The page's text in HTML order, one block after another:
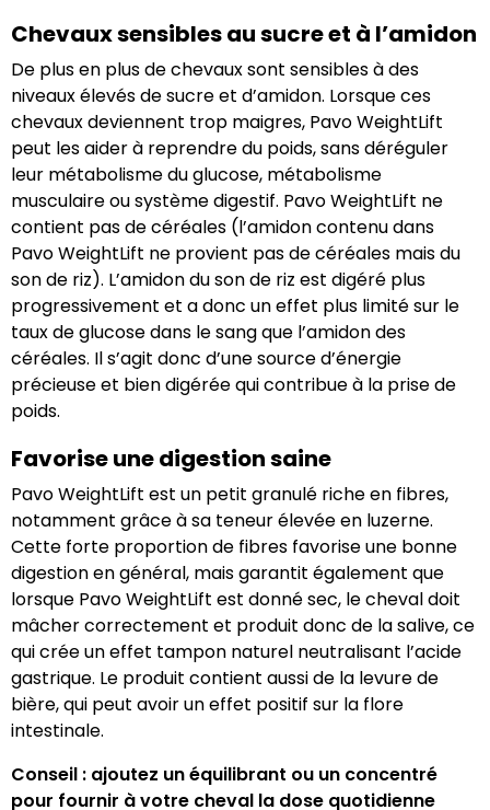
Chevaux sensibles au sucre et à l’amidon
De plus en plus de chevaux sont sensibles à des
niveaux élevés de sucre et d’amidon. Lorsque ces
chevaux deviennent trop maigres, Pavo WeightLift
peut les aider à reprendre du poids, sans déréguler
leur métabolisme du glucose, métabolisme
musculaire ou système digestif. Pavo WeightLift ne
contient pas de céréales (l’amidon contenu dans
Pavo WeightLift ne provient pas de céréales mais du
son de riz). L’amidon du son de riz est digéré plus
progressivement et a donc un effet plus limité sur le
taux de glucose dans le sang que l’amidon des
céréales. Il s’agit donc d’une source d’énergie
précieuse et bien digérée qui contribue à la prise de
poids.
Favorise une digestion saine
Pavo WeightLift est un petit granulé riche en fibres,
notamment grâce à sa teneur élevée en luzerne.
Cette forte proportion de fibres favorise une bonne
digestion en général, mais garantit également que
lorsque Pavo WeightLift est donné sec, le cheval doit
mâcher correctement et produit donc de la salive, ce
qui crée un effet tampon naturel neutralisant l’acide
gastrique. Le produit contient aussi de la levure de
bière, qui peut avoir un effet positif sur la flore
intestinale.
Conseil : ajoutez un équilibrant ou un concentré
pour fournir à votre cheval la dose quotidienne